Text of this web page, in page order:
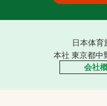
日本体育
本社 東京都中
会社